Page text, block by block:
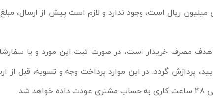
ریال است، وجود ندارد و لازم است پیش از ارسال،
مصرف خریدار است، در صورت ثبت این مورد و یا
گردد. در این موارد پرداخت وجه و تسویه، قبل از